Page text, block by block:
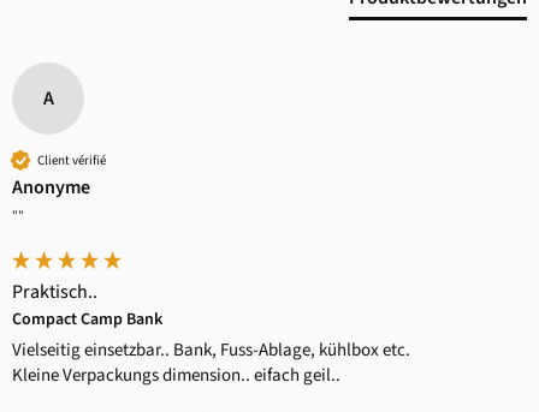
A
Client vérifié
Anonyme
""
Praktisch..
Compact Camp Bank
Vielseitig einsetzbar.. Bank, Fuss-Ablage, kühlbox etc.
Kleine Verpackungs dimension.. eifach geil..